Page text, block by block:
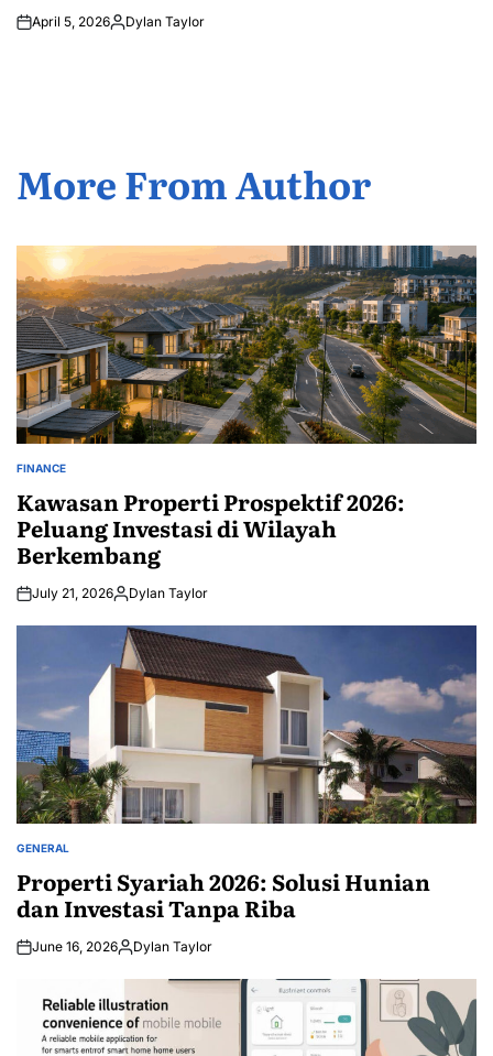
April 5, 2026Posted
Dylan Taylor
More From Author
POSTED
FINANCE
Kawasan Properti Prospektif 2026:
Peluang Investasi di Wilayah
Berkembang
July 21, 2026Posted
Dylan Taylor
POSTED
GENERAL
Properti Syariah 2026: Solusi Hunian
dan Investasi Tanpa Riba
June 16, 2026Posted
Dylan Taylor